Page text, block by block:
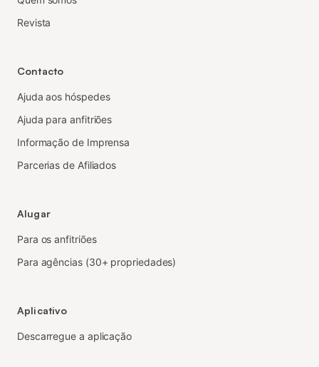
Revista
Contacto
Ajuda aos hóspedes
Ajuda para anfitriões
Informação de Imprensa
Parcerias de Afiliados
Alugar
Para os anfitriões
Para agências (30+ propriedades)
Aplicativo
Descarregue a aplicação